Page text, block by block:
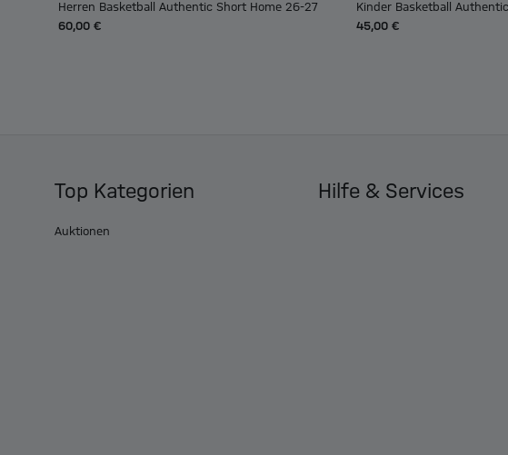
Herren Basketball Authentic Short Home 26-27
60,00 €
Kinder Basketball
45,00 €
Top Kategorien
Auktionen
Hilfe & Services